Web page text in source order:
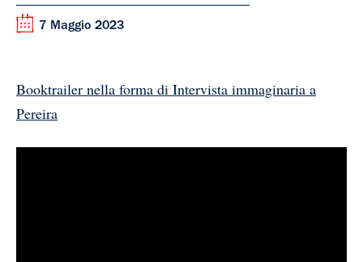
7 Maggio 2023
Booktrailer nella forma di Intervista immaginaria a
Pereira